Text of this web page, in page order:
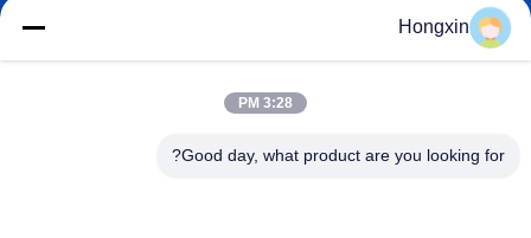
0086-510-13601538657
Hongxin
3:28 PM
Good day, what product are you looking for?